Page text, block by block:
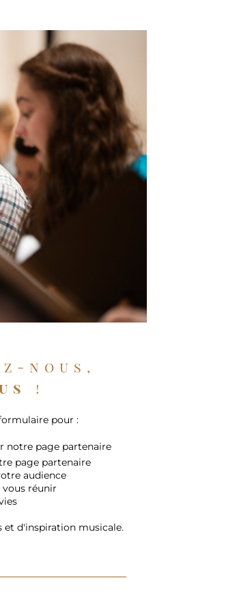
!
pour :
notre page partenaire
page partenaire
audience
vous réunir
et d'inspiration musicale.